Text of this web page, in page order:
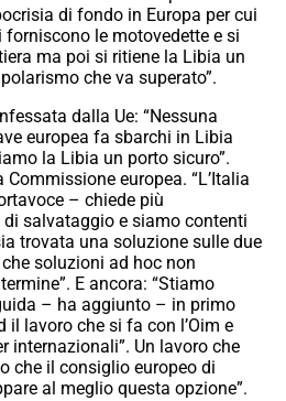
di fondo in Europa per cui
le motovedette e si
ma poi si ritiene la Libia un
che va superato”.
dalla Ue: “Nessuna
europea fa sbarchi in Libia
la Libia un porto sicuro”.
europea. “L’Italia
– chiede più
salvataggio e siamo contenti
trovata una soluzione sulle due
soluzioni ad hoc non
E ancora: “Stiamo
– ha aggiunto – in primo
il lavoro che si fa con l’Oim e
internazionali”. Un lavoro che
che il consiglio europeo di
al meglio questa opzione”.